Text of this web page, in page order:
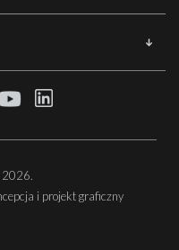
2026.
i projekt graficzny